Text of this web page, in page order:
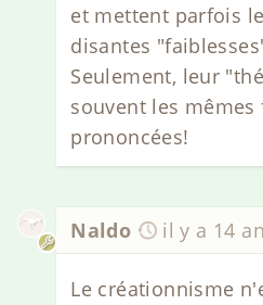
et mettent parfois
disantes
Seulement, leur
souvent les
prononcées!
Naldo il y a 14
Le créationnisme